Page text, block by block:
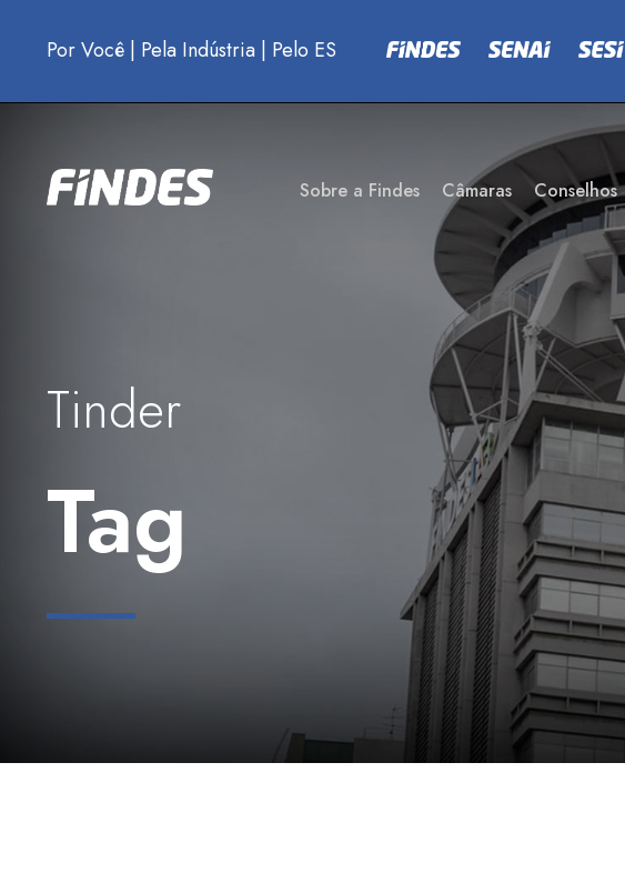
Por Você | Pela Indústria | Pelo ES
Sobre a Findes Câmaras Conselhos
Tinder
Tag